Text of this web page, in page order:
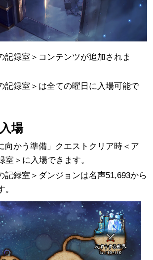
記録室＞コンテンツが追加されま
記録室＞は全ての曜日に入場可能で
場
向かう準備」クエストクリア時＜ア
室＞に入場できます。
記録室＞ダンジョンは名声51,693から